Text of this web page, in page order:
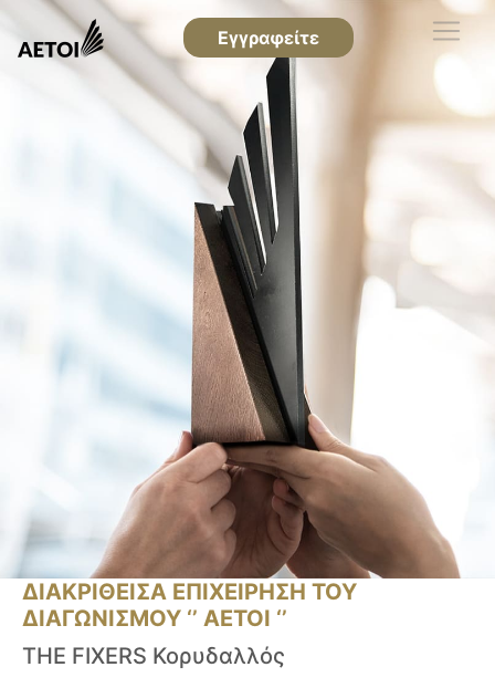
Εγγραφείτε
ΔΙΑΚΡΙΘΕΙΣΑ ΕΠΙΧΕΙΡΗΣΗ ΤΟΥ
ΔΙΑΓΩΝΙΣΜΟΥ ‘’ ΑΕΤΟΙ ‘’
THE FIXERS Κορυδαλλός